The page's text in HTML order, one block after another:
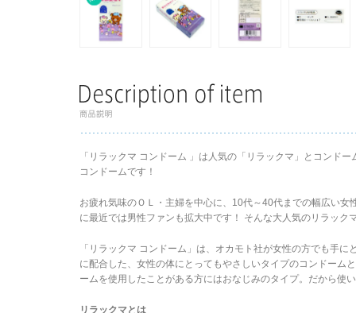
「リラックマ コンドーム 」は人気の「リラックマ」とコンド
コンドームです！
お疲れ気味のＯＬ・主婦を中心に、10代～40代までの幅広い
に最近では男性ファンも拡大中です！ そんな大人気のリラッ
「リラックマ コンドーム」は、オカモト社が女性の方でも手
に配合した、女性の体にとってもやさしいタイプのコンドーム
ームを使用したことがある方にはおなじみのタイプ。だから使
リラックマとは